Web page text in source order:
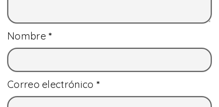
Nombre*
Correo electrónico *